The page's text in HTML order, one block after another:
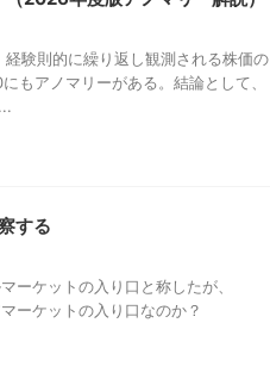
験則的に繰り返し観測される株価の
もアノマリーがある。結論として、
する
ーケットの入り口と称したが、
ーケットの入り口なのか？